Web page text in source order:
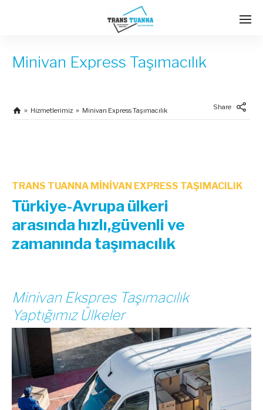
Minivan Express Taşımacılık
Hizmetlerimiz Minivan Express Taşımacılık Share
TRANS TUANNA MİNİVAN EXPRESS TAŞIMACILIK
Türkiye-Avrupa ülkeri
arasında hızlı,güvenli ve
zamanında taşımacılık
Minivan Ekspres Taşımacılık
Yaptığımız Ülkeler